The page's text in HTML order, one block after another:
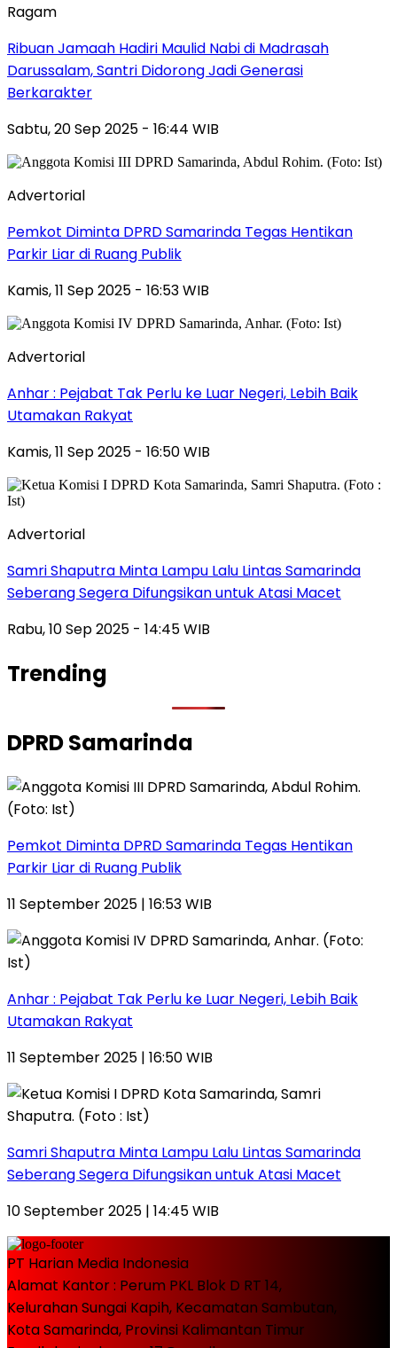
Ragam
Ribuan Jamaah Hadiri Maulid Nabi di Madrasah
Darussalam, Santri Didorong Jadi Generasi
Berkarakter
Sabtu, 20 Sep 2025 - 16:44 WIB
Advertorial
Pemkot Diminta DPRD Samarinda Tegas Hentikan
Parkir Liar di Ruang Publik
Kamis, 11 Sep 2025 - 16:53 WIB
Advertorial
Anhar : Pejabat Tak Perlu ke Luar Negeri, Lebih Baik
Utamakan Rakyat
Kamis, 11 Sep 2025 - 16:50 WIB
Advertorial
Samri Shaputra Minta Lampu Lalu Lintas Samarinda
Seberang Segera Difungsikan untuk Atasi Macet
Rabu, 10 Sep 2025 - 14:45 WIB
Trending
DPRD Samarinda
Pemkot Diminta DPRD Samarinda Tegas Hentikan
Parkir Liar di Ruang Publik
11 September 2025 | 16:53 WIB
Anhar : Pejabat Tak Perlu ke Luar Negeri, Lebih Baik
Utamakan Rakyat
11 September 2025 | 16:50 WIB
Samri Shaputra Minta Lampu Lalu Lintas Samarinda
Seberang Segera Difungsikan untuk Atasi Macet
10 September 2025 | 14:45 WIB
PT Harian Media Indonesia
Alamat Kantor : Perum PKL Blok D RT 14,
Kelurahan Sungai Kapih, Kecamatan Sambutan,
Kota Samarinda, Provinsi Kalimantan Timur